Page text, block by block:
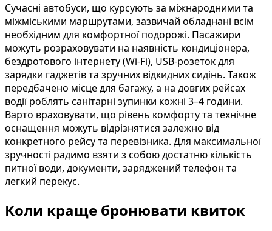
Сучасні автобуси, що курсують за міжнародними та
міжміськими маршрутами, зазвичай обладнані всім
необхідним для комфортної подорожі. Пасажири
можуть розраховувати на наявність кондиціонера,
бездротового інтернету (Wi-Fi), USB-розеток для
зарядки гаджетів та зручних відкидних сидінь. Також
передбачено місце для багажу, а на довгих рейсах
водії роблять санітарні зупинки кожні 3–4 години.
Варто враховувати, що рівень комфорту та технічне
оснащення можуть відрізнятися залежно від
конкретного рейсу та перевізника. Для максимальної
зручності радимо взяти з собою достатню кількість
питної води, документи, заряджений телефон та
легкий перекус.
Коли краще бронювати квиток